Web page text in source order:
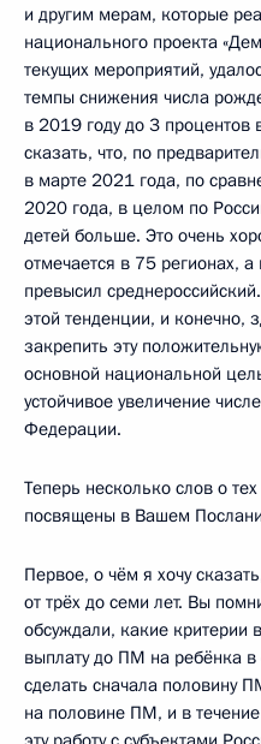
и другим мерам, которые
национального проекта
текущих мероприятий,
темпы снижения числа
в 2019 году до 3 процентов
сказать, что, по
в марте 2021 года, по
2020 года, в целом по
детей больше. Это очень
отмечается в 75 регионах,
превысил
этой тенденции, и конечно,
закрепить эту
основной национальной
устойчивое увеличение
Федерации.
Теперь несколько слов о
посвящены в Вашем
Первое, о чём я хочу
от трёх до семи лет. Вы
обсуждали, какие критерии
выплату до ПМ на ребёнка в
сделать сначала половину
на половине ПМ, и в